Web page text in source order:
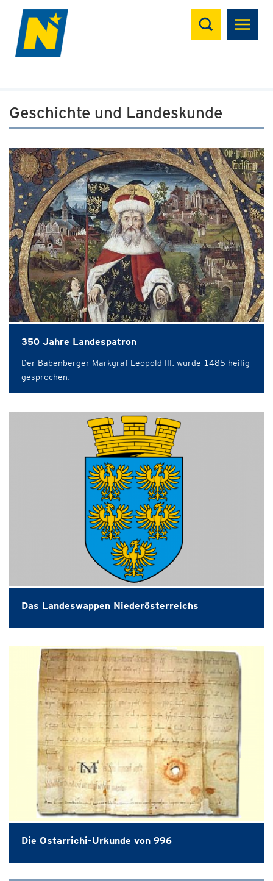
Suchen
Geschichte und Landeskunde
350 Jahre Landespatron
Der Babenberger Markgraf Leopold III. wurde 1485 heilig
gesprochen.
Das Landeswappen Niederösterreichs
Die Ostarrichi-Urkunde von 996